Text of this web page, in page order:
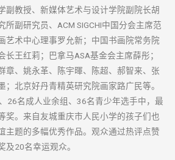
副教授、新媒体艺术与设计学院副院长胡
所副研究员、ACM SIGCHI中国分会主席范
艺术中心理事罗允新；中国书画院常务院
长王红莉；巴拿马ASA基金会主席薛彤；
章、姚永革、陈宇暉、陈超、郝智来、张
；北京好丹青精英研究院画家路广民等。
26名成人业余组、36名青少年选手中，最
奖。来自友城重庆市人民小学的孩子们也
主题的多幅优秀作品。观众通过热评点赞
及20名幸运观众。